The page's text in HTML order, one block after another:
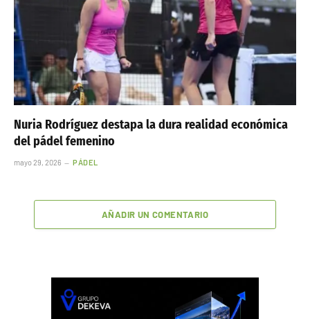
Nuria Rodríguez destapa la dura realidad económica
del pádel femenino
mayo 29, 2026 PÁDEL
AÑADIR UN COMENTARIO